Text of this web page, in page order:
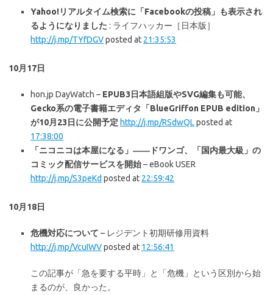
Yahoo!リアルタイム検索に「Facebookの投稿」も表示され
るようになりました : ライフハッカー［日本版］
http://j.mp/TYfDGVposted at 21:35:53
10月17日
hon.jp DayWatch – EPUB3日本語組版やSVG編集も可能、
Gecko系の電子書籍エディタ「BlueGriffon EPUB edition」
が10月23日に公開予定 http://j.mp/RSdwQLposted at
17:38:00
「ニコニコは本屋になる」――ドワンゴ、「国内最大級」の
コミック配信サービスを開始– eBook USER
http://j.mp/S3peKd posted at 22:59:42
10月18日
危機対応について – レジデント初期研修用資料
http://j.mp/VcuIWVposted at 12:56:41
この記事が「急を要する平時」と「危機」という区別から始
まるのが、良かった。